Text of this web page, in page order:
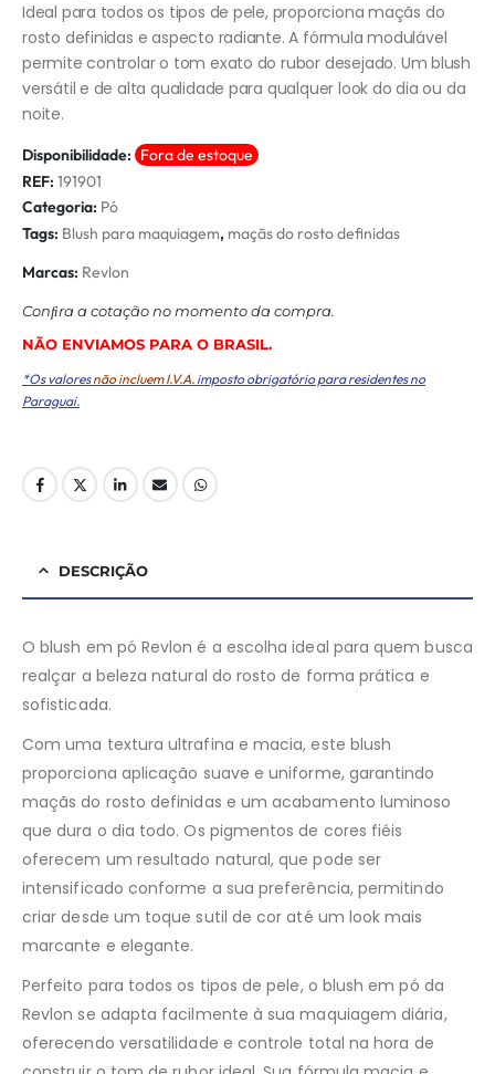
Ideal para todos os tipos de pele, proporciona maçãs do
rosto definidas e aspecto radiante. A fórmula modulável
permite controlar o tom exato do rubor desejado. Um blush
versátil e de alta qualidade para qualquer look do dia ou da
noite.
Disponibilidade: Fora de estoque
REF: 191901
Categoria: Pó
Tags: Blush para maquiagem, maçãs do rosto definidas
Marcas: Revlon
Conﬁra a cotação no momento da compra.
NÃO ENVIAMOS PARA O BRASIL.
*Os valoresnão incluem I.V.A. imposto obrigatório para residentes no
Paraguai.
DESCRIÇÃO
O blush em pó Revlon é a escolha ideal para quem busca
realçar a beleza natural do rosto de forma prática e
sofisticada.
Com uma textura ultrafina e macia, este blush
proporciona aplicação suave e uniforme, garantindo
maçãs do rosto definidas e um acabamento luminoso
que dura o dia todo. Os pigmentos de cores fiéis
oferecem um resultado natural, que pode ser
intensificado conforme a sua preferência, permitindo
criar desde um toque sutil de cor até um look mais
marcante e elegante.
Perfeito para todos os tipos de pele, o blush em pó da
Revlon se adapta facilmente à sua maquiagem diária,
oferecendo versatilidade e controle total na hora de